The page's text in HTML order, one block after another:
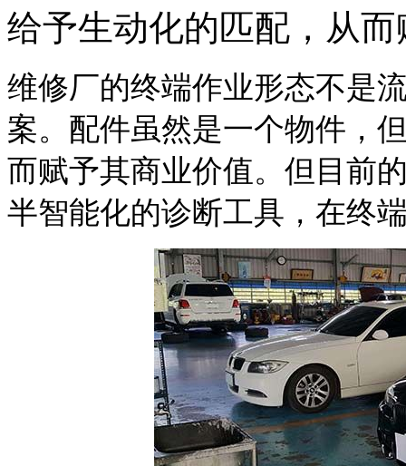
给予生动化的匹配，从
维修厂的终端作业形态不是
案。配件虽然是一个物件，
而赋予其商业价值。但目前
半智能化的诊断工具，在终